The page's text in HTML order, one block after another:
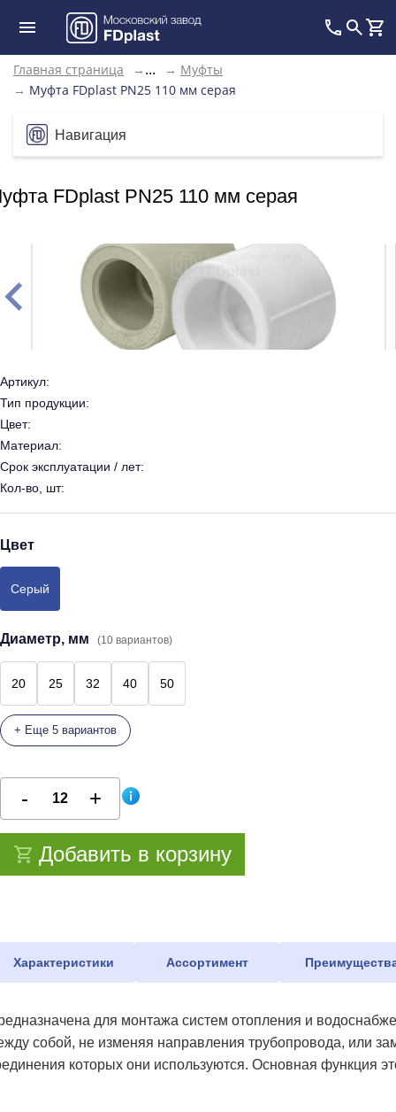
Главная страница → ... → Муфты
→ Муфта FDplast PN25 110 мм серая
Навигация
FDplast PN25 110 мм серая
Артикул:
Тип продукции:
Цвет:
Материал:
Срок эксплуатации / лет:
Кол-во, шт:
Цвет
Серый
Диаметр, мм (10 вариантов)
20 25 32 40 50
+ Еще 5 вариантов
Добавить в корзину
Характеристики Ассортимент
для монтажа систем отопления и
собой, не изменяя направления трубопровода, или
которых они используются. Основная функция